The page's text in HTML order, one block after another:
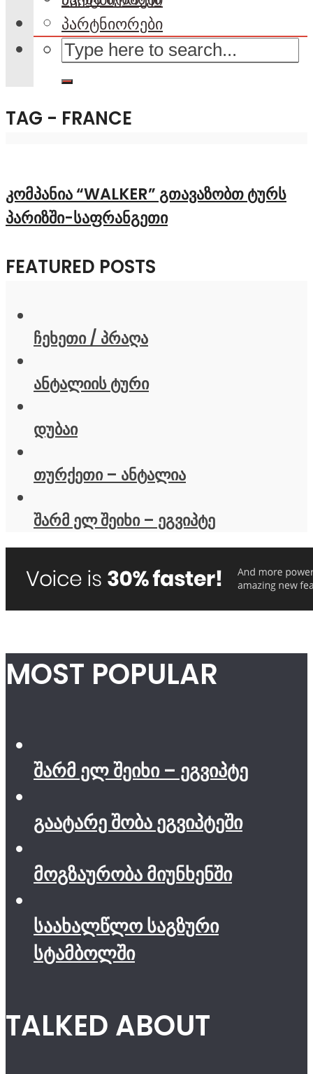
პარტნიორები
TAG - FRANCE
კომპანია “WALKER” გთავაზობთ ტურს
პარიზში-საფრანგეთი
FEATURED POSTS
ჩეხეთი / პრაღა
ანტალიის ტური
დუბაი
თურქეთი – ანტალია
შარმ ელ შეიხი – ეგვიპტე
MOST POPULAR
შარმ ელ შეიხი – ეგვიპტე
გაატარე შობა ეგვიპტეში
მოგზაურობა მიუნხენში
საახალწლო საგზური
სტამბოლში
TALKED ABOUT